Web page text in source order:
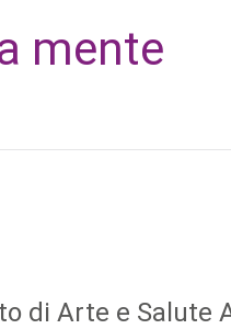
mente
di Arte e Salute